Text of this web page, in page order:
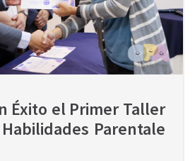
Éxito el Primer Taller
Parentale